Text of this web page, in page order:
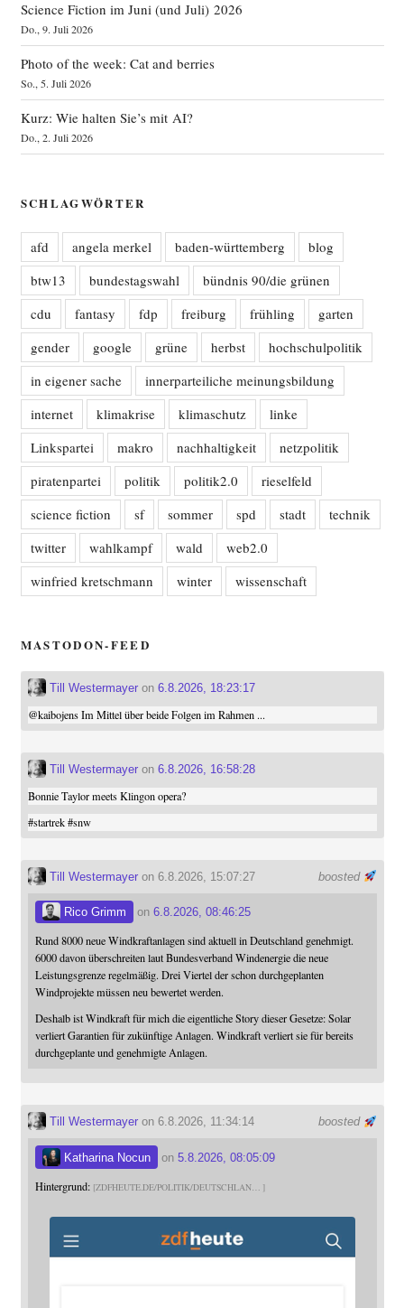
Science Fiction im Juni (und Juli) 2026
Do., 9. Juli 2026
Photo of the week: Cat and berries
So., 5. Juli 2026
Kurz: Wie halten Sie’s mit AI?
Do., 2. Juli 2026
SCHLAGWÖRTER
afd angela merkel baden-württemberg
blog
btw13
bundestagswahl
bündnis 90/die grünen
cdu
fantasy fdp freiburg frühling
garten
gender
google grüne herbst
hochschulpolitik
in eigener sache
innerparteiliche meinungsbildung
internet
klimakrise klimaschutz
linke
Linkspartei
makro nachhaltigkeit
netzpolitik
piratenpartei
politik politik2.0
rieselfeld
science fiction
sf sommer spd stadt
technik
twitter
wahlkampf wald
web2.0
winfried kretschmann
winter wissenschaft
MASTODON-FEED
Till Westermayeron 6.8.2026, 18:23:17
@kaibojensIm Mittel über beide Folgen im Rahmen ...
Till Westermayeron 6.8.2026, 16:58:28
Bonnie Taylor meets Klingon opera?
#startrek #snw
boosted
Till Westermayeron 6.8.2026, 15:07:27
Rico Grimm on 6.8.2026, 08:46:25
Rund 8000 neue Windkraftanlagen sind aktuell in Deutschland genehmigt.
6000 davon überschreiten laut Bundesverband Windenergie die neue
Leistungsgrenze regelmäßig. Drei Viertel der schon durchgeplanten
Windprojekte müssen neu bewertet werden.
Deshalb ist Windkraft für mich die eigentliche Story dieser Gesetze: Solar
verliert Garantien für zukünftige Anlagen. Windkraft verliert sie für bereits
durchgeplante und genehmigte Anlagen.
boosted
Till Westermayeron 6.8.2026, 11:34:14
Katharina Nocun on 5.8.2026, 08:05:09
Hintergrund: ZDFHEUTE.DE/POLITIK/DEUTSCHLAN